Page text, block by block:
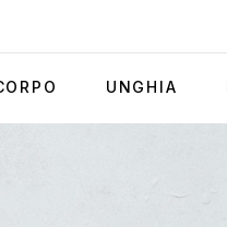
UNGHIA